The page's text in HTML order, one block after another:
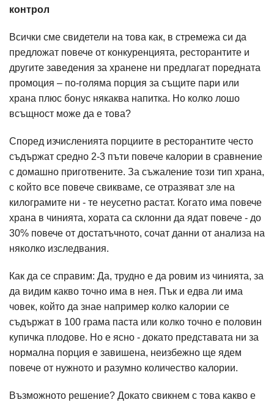
контрол
Всички сме свидетели на това как, в стремежа си да
предложат повече от конкуренцията, ресторантите и
другите заведения за хранене ни предлагат поредната
промоция – по-голяма порция за същите пари или
храна плюс бонус някаква напитка. Но колко лошо
всъщност може да е това?
Според изчисленията порциите в ресторантите често
съдържат средно 2-3 пъти повече калории в сравнение
с домашно приготвените. За съжаление този тип храна,
с който все повече свикваме, се отразяват зле на
килограмите ни - те неусетно растат. Когато има повече
храна в чинията, хората са склонни да ядат повече - до
30% повече от достатъчното, сочат данни от анализа на
няколко изследвания.
Как да се справим: Да, трудно е да ровим из чинията, за
да видим какво точно има в нея. Пък и едва ли има
човек, който да знае например колко калории се
съдържат в 100 грама паста или колко точно е половин
купичка плодове. Но е ясно - докато представата ни за
нормална порция е завишена, неизбежно ще ядем
повече от нужното и разумно количество калории.
Възможното решение? Докато свикнем с това какво е